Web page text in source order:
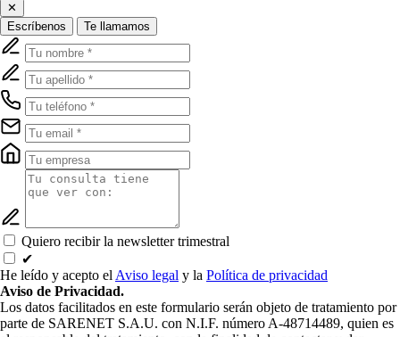
✕
Escríbenos
Te llamamos
Quiero recibir la newsletter trimestral
✔
He leído y acepto el Aviso legal y la Política de privacidad
Aviso de Privacidad.
Los datos facilitados en este formulario serán objeto de tratamiento por
parte de SARENET S.A.U. con N.I.F. número A-48714489, quien es